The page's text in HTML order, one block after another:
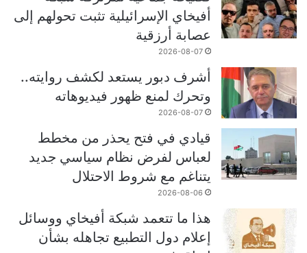
أفيخاي الإسرائيلية تثبت تحولهم إلى
عصابة أرزقية
2026-08-07
أشرف دبور يستعد لكشف روايته..
وتحرك لمنع ظهور فيديوهاته
2026-08-07
قيادي في فتح يحذر من مخطط
لعباس لفرض نظام سياسي جديد
يتناغم مع شروط الاحتلال
2026-08-06
هذا ما تتعمد شبكة أفيخاي ووسائل
إعلام دول التطبيع تجاهله بشأن